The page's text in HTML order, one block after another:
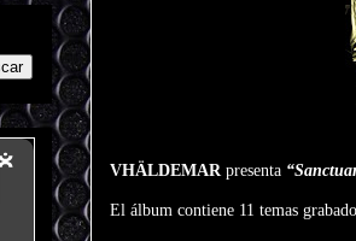
VHÄLDEMAR presenta
El álbum contiene 11 temas